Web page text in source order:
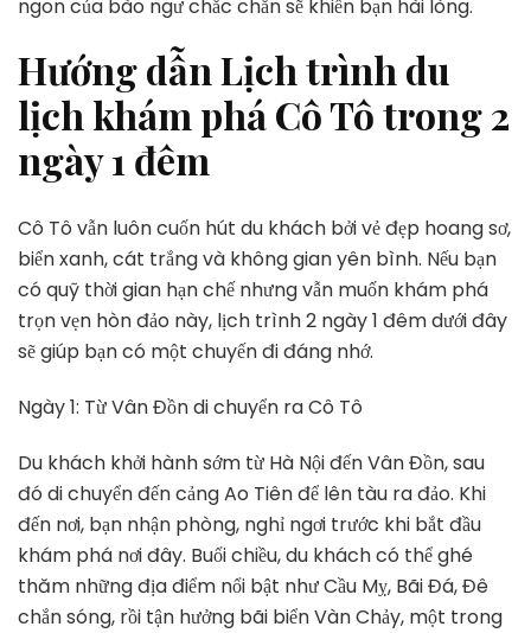
ngon của bào ngư chắc chắn sẽ khiến bạn hài lòng.
Hướng dẫn Lịch trình du
lịch khám phá Cô Tô trong 2
ngày 1 đêm
Cô Tô vẫn luôn cuốn hút du khách bởi vẻ đẹp hoang sơ,
biển xanh, cát trắng và không gian yên bình. Nếu bạn
có quỹ thời gian hạn chế nhưng vẫn muốn khám phá
trọn vẹn hòn đảo này, lịch trình 2 ngày 1 đêm dưới đây
sẽ giúp bạn có một chuyến đi đáng nhớ.
Ngày 1: Từ Vân Đồn di chuyển ra Cô Tô
Du khách khởi hành sớm từ Hà Nội đến Vân Đồn, sau
đó di chuyển đến cảng Ao Tiên để lên tàu ra đảo. Khi
đến nơi, bạn nhận phòng, nghỉ ngơi trước khi bắt đầu
khám phá nơi đây. Buổi chiều, du khách có thể ghé
thăm những địa điểm nổi bật như Cầu Mỵ, Bãi Đá, Đê
chắn sóng, rồi tận hưởng bãi biển Vàn Chảy, một trong